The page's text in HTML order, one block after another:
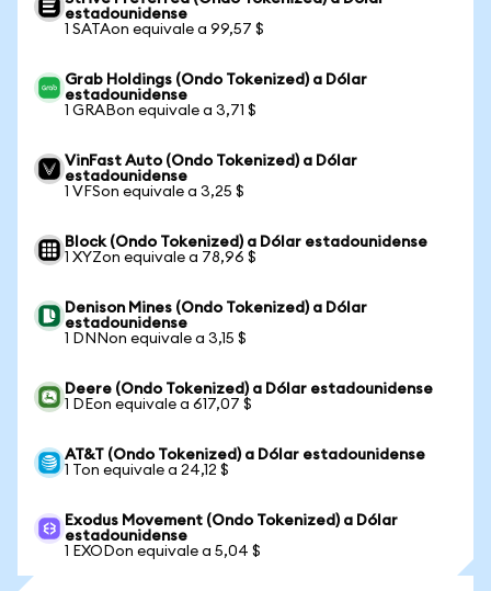
estadounidense
1 SATAon equivale a 99,57 $
Grab Holdings (Ondo Tokenized) a Dólar
estadounidense
1 GRABon equivale a 3,71 $
VinFast Auto (Ondo Tokenized) a Dólar
estadounidense
1 VFSon equivale a 3,25 $
Block (Ondo Tokenized) a Dólar estadounidense
1 XYZon equivale a 78,96 $
Denison Mines (Ondo Tokenized) a Dólar
estadounidense
1 DNNon equivale a 3,15 $
Deere (Ondo Tokenized) a Dólar estadounidense
1 DEon equivale a 617,07 $
AT&T (Ondo Tokenized) a Dólar estadounidense
1 Ton equivale a 24,12 $
Exodus Movement (Ondo Tokenized) a Dólar
estadounidense
1 EXODon equivale a 5,04 $